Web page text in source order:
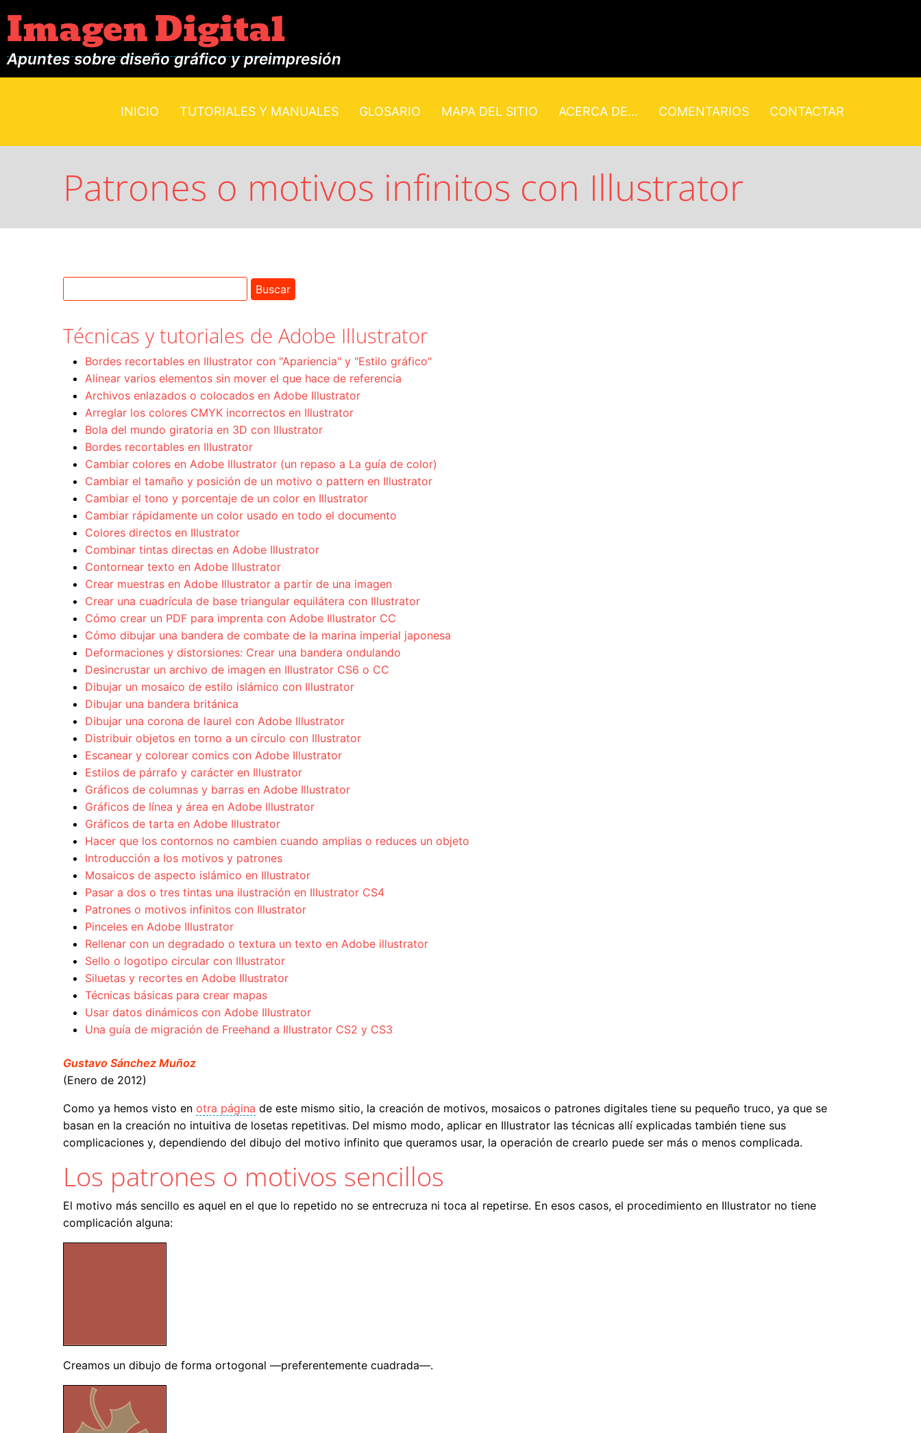
Imagen Digital
Apuntes sobre diseño gráfico y preimpresión
INICIO TUTORIALES Y MANUALES GLOSARIO MAPA DEL SITIO ACERCA DE... COMENTARIOS CONTACTAR
Patrones o motivos infinitos con Illustrator
Técnicas y tutoriales de Adobe Illustrator
Bordes recortables en Illustrator con "Apariencia" y "Estilo gráfico"
Alinear varios elementos sin mover el que hace de referencia
Archivos enlazados o colocados en Adobe Illustrator
Arreglar los colores CMYK incorrectos en Illustrator
Bola del mundo giratoria en 3D con Illustrator
Bordes recortables en Illustrator
Cambiar colores en Adobe Illustrator (un repaso a La guía de color)
Cambiar el tamaño y posición de un motivo o pattern en Illustrator
Cambiar el tono y porcentaje de un color en Illustrator
Cambiar rápidamente un color usado en todo el documento
Colores directos en Illustrator
Combinar tintas directas en Adobe Illustrator
Contornear texto en Adobe Illustrator
Crear muestras en Adobe Illustrator a partir de una imagen
Crear una cuadrícula de base triangular equilátera con Illustrator
Cómo crear un PDF para imprenta con Adobe Illustrator CC
Cómo dibujar una bandera de combate de la marina imperial japonesa
Deformaciones y distorsiones: Crear una bandera ondulando
Desincrustar un archivo de imagen en Illustrator CS6 o CC
Dibujar un mosaico de estilo islámico con Illustrator
Dibujar una bandera británica
Dibujar una corona de laurel con Adobe Illustrator
Distribuir objetos en torno a un círculo con Illustrator
Escanear y colorear comics con Adobe Illustrator
Estilos de párrafo y carácter en Illustrator
Gráficos de columnas y barras en Adobe Illustrator
Gráficos de línea y área en Adobe Illustrator
Gráficos de tarta en Adobe Illustrator
Hacer que los contornos no cambien cuando amplias o reduces un objeto
Introducción a los motivos y patrones
Mosaicos de aspecto islámico en Illustrator
Pasar a dos o tres tintas una ilustración en Illustrator CS4
Patrones o motivos infinitos con Illustrator
Pinceles en Adobe Illustrator
Rellenar con un degradado o textura un texto en Adobe illustrator
Sello o logotipo circular con Illustrator
Siluetas y recortes en Adobe Illustrator
Técnicas básicas para crear mapas
Usar datos dinámicos con Adobe Illustrator
Una guía de migración de Freehand a Illustrator CS2 y CS3
Gustavo Sánchez Muñoz
(Enero de 2012)
Como ya hemos visto en otra página de este mismo sitio, la creación de motivos, mosaicos o patrones digitales tiene su pequeño truco, ya que se
basan en la creación no intuitiva de losetas repetitivas. Del mismo modo, aplicar en Illustrator las técnicas allí explicadas también tiene sus
complicaciones y, dependiendo del dibujo del motivo infinito que queramos usar, la operación de crearlo puede ser más o menos complicada.
Los patrones o motivos sencillos
El motivo más sencillo es aquel en el que lo repetido no se entrecruza ni toca al repetirse. En esos casos, el procedimiento en Illustrator no tiene
complicación alguna:
Creamos un dibujo de forma ortogonal —preferentemente cuadrada—.